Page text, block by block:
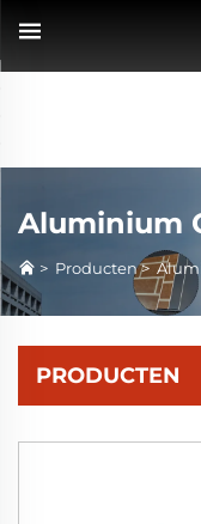
Aluminium
> Producten>
PRODUCTEN